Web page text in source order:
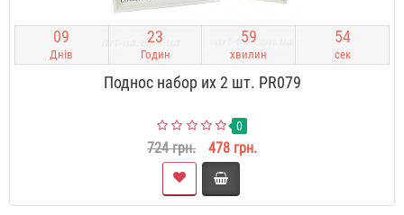
09
Днів
23
Годин
59
хвилин
53
сек
Поднос набор их 2 шт. PR079
0
724 грн. 478 грн.